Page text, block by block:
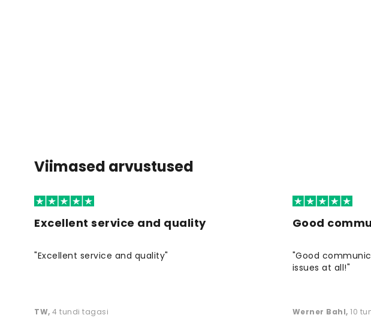
Viimased arvustused
Excellent service and quality
"Excellent service and quality"
TW, 4 tundi tagasi
Good
"Good
issues at all!"
Werner Bahl, 10